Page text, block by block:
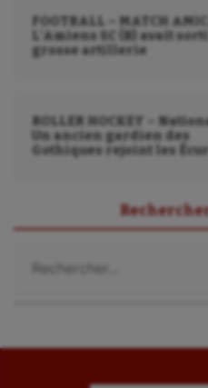
Randonnée /
Roller-derby
Sauvetage sportif
Sport adapté
Sport santé
Sport-entreprise
FOOTBALL – MATCH
L’Amiens SC (B) avait
grosse artillerie
ROLLER HOCKEY –
Un ancien gardien des
Gothiques rejoint les